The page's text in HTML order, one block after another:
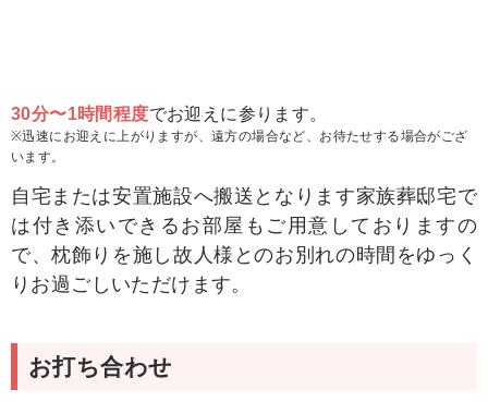
30分〜1時間程度でお迎えに参ります。
※迅速にお迎えに上がりますが、遠方の場合など、お待たせする場合がござ
います。
自宅または安置施設へ搬送となります家族葬邸宅で
は付き添いできるお部屋もご用意しておりますの
で、枕飾りを施し故人様とのお別れの時間をゆっく
りお過ごしいただけます。
お打ち合わせ